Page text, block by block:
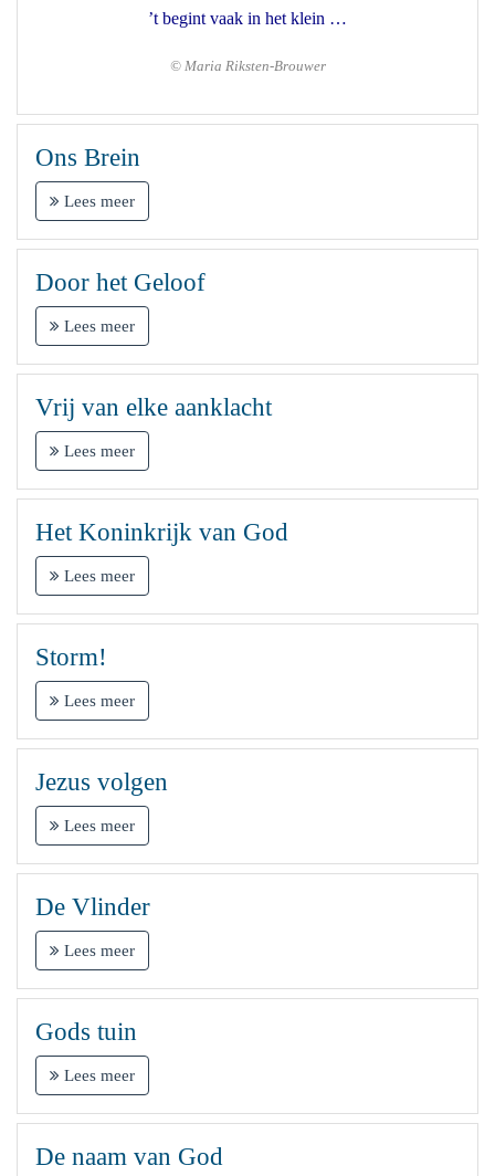
’t begint vaak in het klein …
© Maria Riksten-Brouwer
Ons Brein
Lees meer
Door het Geloof
Lees meer
Vrij van elke aanklacht
Lees meer
Het Koninkrijk van God
Lees meer
Storm!
Lees meer
Jezus volgen
Lees meer
De Vlinder
Lees meer
Gods tuin
Lees meer
De naam van God